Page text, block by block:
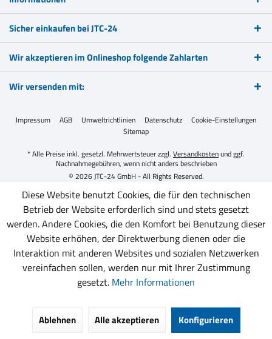
Sicher einkaufen bei JTC-24
Wir akzeptieren im Onlineshop folgende Zahlarten
Wir versenden mit:
Impressum AGB Umweltrichtlinien Datenschutz
Cookie-Einstellungen
Sitemap
* Alle Preise inkl. gesetzl. Mehrwertsteuer zzgl. Versandkostenund ggf.
Nachnahmegebühren, wenn nicht anders beschrieben
© 2026 JTC-24 GmbH - All Rights Reserved.
Diese Website benutzt Cookies, die für den technischen
Betrieb der Website erforderlich sind und stets gesetzt
werden. Andere Cookies, die den Komfort bei Benutzung dieser
Website erhöhen, der Direktwerbung dienen oder die
Interaktion mit anderen Websites und sozialen Netzwerken
vereinfachen sollen, werden nur mit Ihrer Zustimmung
gesetzt. Mehr Informationen
Ablehnen Alle akzeptieren Konfigurieren